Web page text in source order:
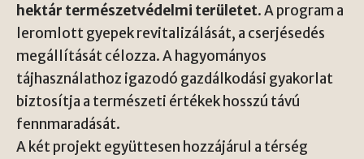
hektár természetvédelmi területet. A program a
leromlott gyepek revitalizálását, a cserjésedés
megállítását célozza. A hagyományos
tájhasználathoz igazodó gazdálkodási gyakorlat
biztosítja a természeti értékek hosszú távú
fennmaradását.
A két projekt együttesen hozzájárul a térség